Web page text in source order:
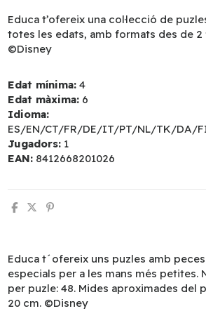
Educa t’ofereix una col·lecció de
totes les edats, amb formats des de 2
©Disney
Edat mínima: 4
Edat màxima: 6
Idioma:
ES/EN/CT/FR/DE/IT/PT/NL/TK/DA/
Jugadors: 1
EAN: 8412668201026
Educa t´ofereix uns puzles amb
especials per a les mans més petites.
per puzle: 48. Mides aproximades del
20 cm. ©Disney